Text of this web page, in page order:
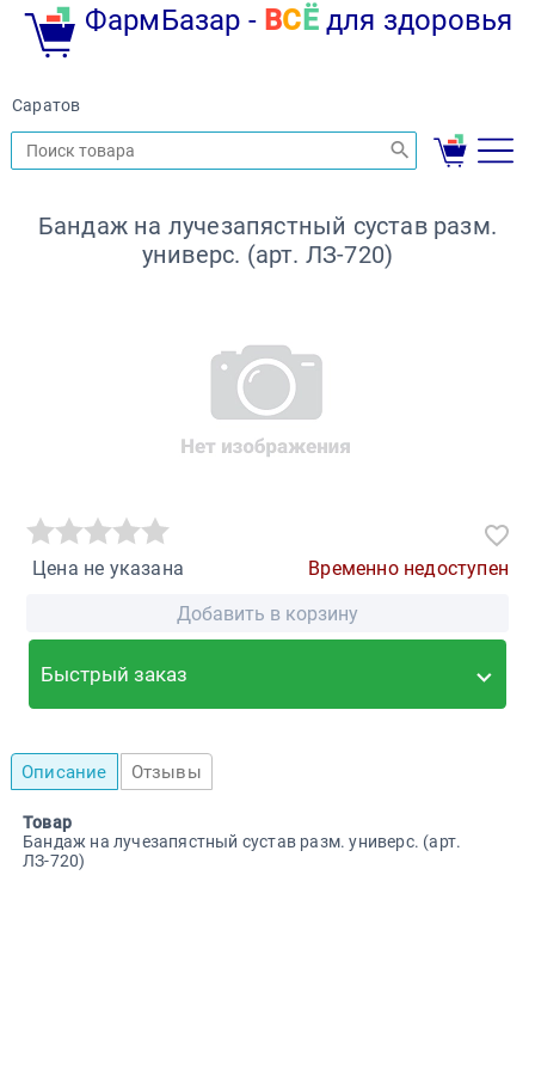
ФармБазар - ВС Ёдля здоровья
Саратов
Бандаж на лучезапястный сустав разм.
универс. (арт. ЛЗ-720)
Цена не указана
Временно недоступен
Добавить в корзину
Быстрый заказ
Описание Отзывы
Товар
Бандаж на лучезапястный сустав разм. универс. (арт.
ЛЗ-720)